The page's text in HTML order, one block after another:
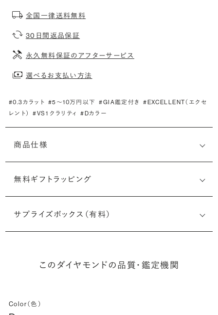
全国一律送料無料
30日間返品保証
永久無料保証のアフターサービス
選べるお支払い方法
#0.3カラット #5〜10万円以下 #GIA鑑定付き
#EXCELLENT（エクセ
レント）
#VS1 クラリティ #Dカラー
商品仕様
無料ギフトラッピング
サプライズボックス（有料）
このダイヤモンドの品質・鑑定機関
Color（色）